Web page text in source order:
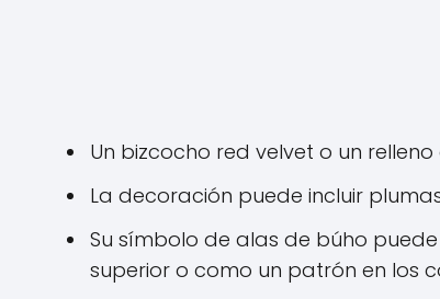
Un bizcocho red velvet o un
La decoración puede incluir
Su símbolo de alas de búho
superior o como un patrón en los